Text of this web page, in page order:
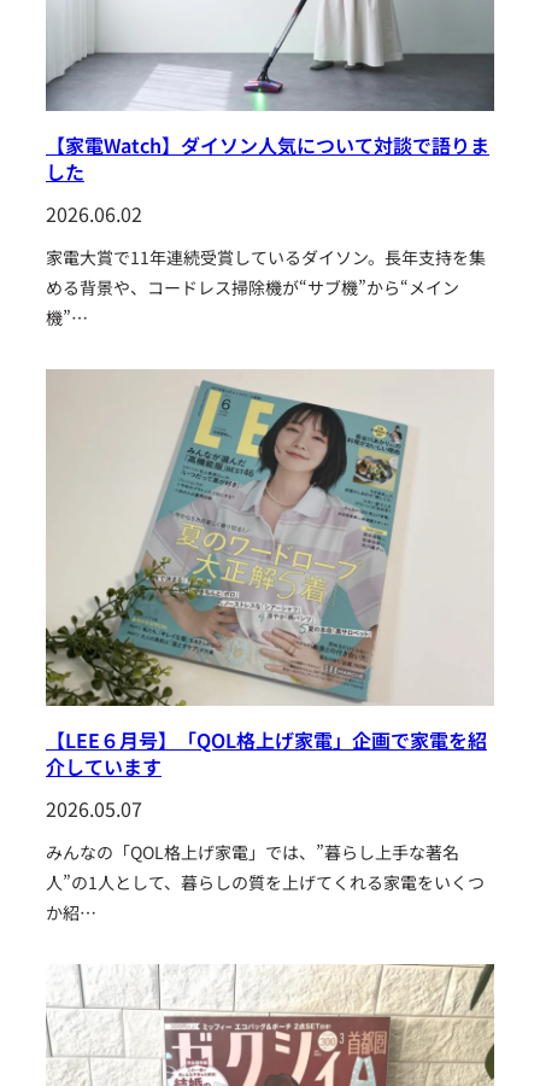
【家電Watch】ダイソン人気について対談で語りま
した
2026.06.02
家電大賞で11年連続受賞しているダイソン。長年支持を集
める背景や、コードレス掃除機が“サブ機”から“メイン
機”…
【LEE６月号】「QOL格上げ家電」企画で家電を紹
介しています
2026.05.07
みんなの「QOL格上げ家電」では、”暮らし上手な著名
人”の1人として、暮らしの質を上げてくれる家電をいくつ
か紹…